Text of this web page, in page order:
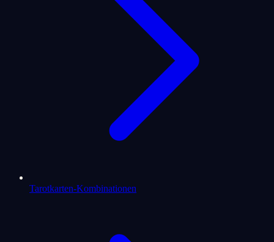
Tarotkarten-Kombinationen